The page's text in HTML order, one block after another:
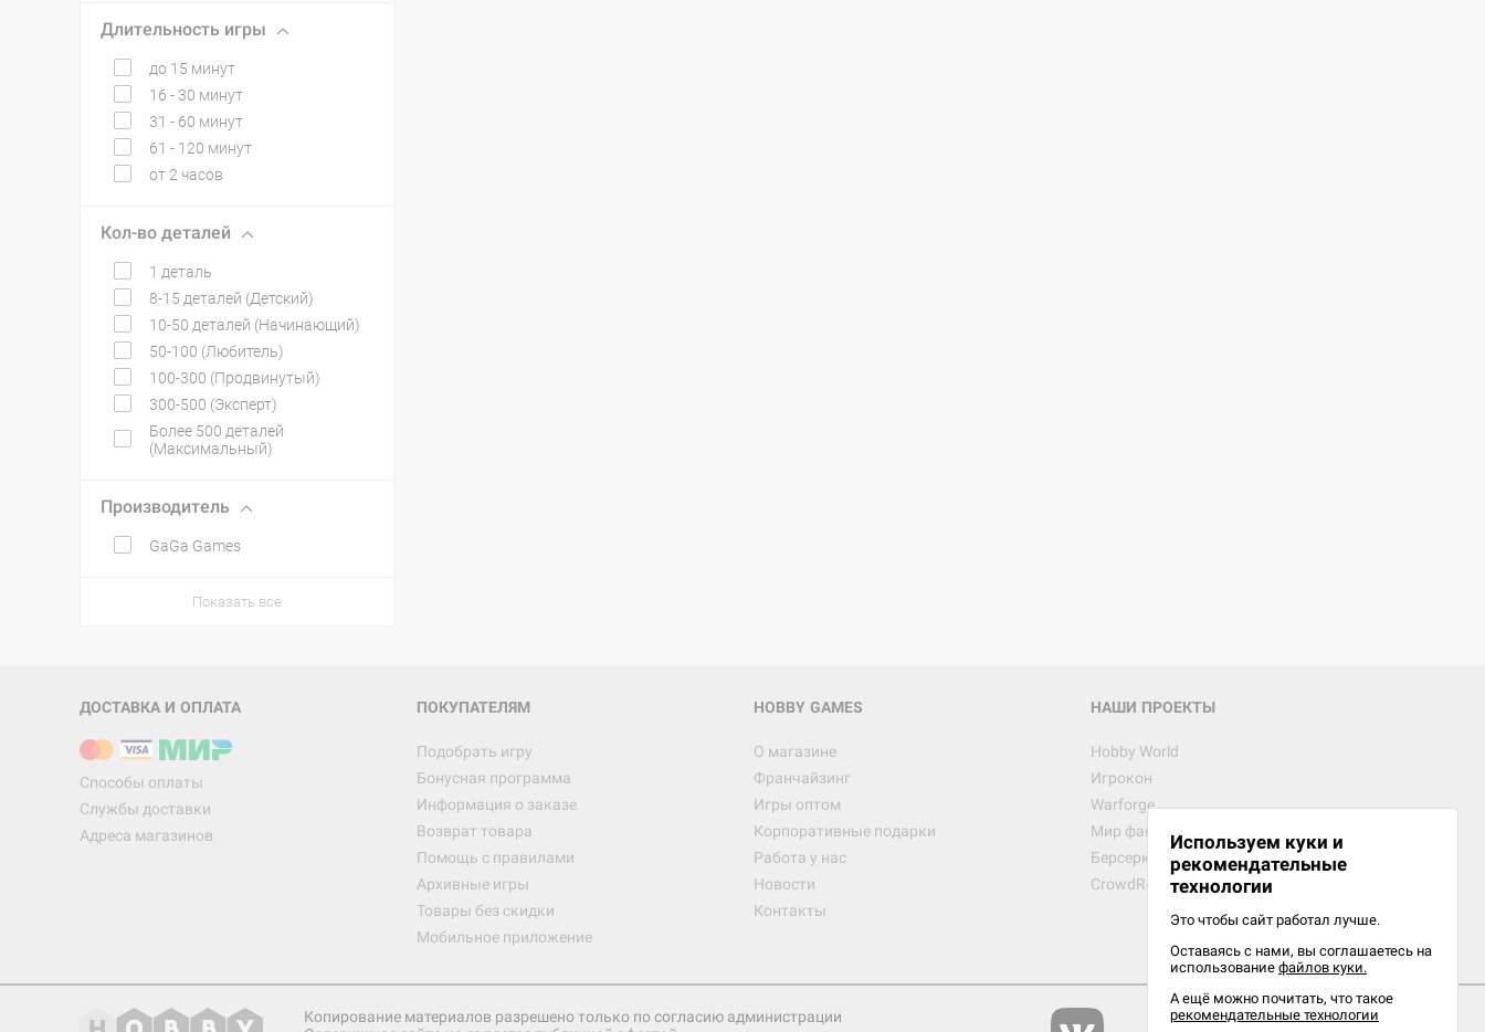
Длительность игры
до 15 минут
16 - 30 минут
31 - 60 минут
61 - 120 минут
от 2 часов
Кол-во деталей
1 деталь
8-15 деталей (Детский)
10-50 деталей (Начинающий)
50-100 (Любитель)
100-300 (Продвинутый)
300-500 (Эксперт)
Более 500 деталей
(Максимальный)
Производитель
GaGa Games
Показать все
ДОСТАВКА И ОПЛАТА
Способы оплаты
Службы доставки
Адреса магазинов
ПОКУПАТЕЛЯМ
Подобрать игру
Бонусная программа
Информация о заказе
Возврат товара
Помощь с правилами
Архивные игры
Товары без скидки
Мобильное приложение
HOBBY GAMES
О магазине
Франчайзинг
Игры оптом
Корпоративные подарки
Работа у нас
Новости
Контакты
НАШИ ПРОЕКТЫ
Hobby World
Игрокон
Warforge
Мир фантастики
Берсерк
CrowdRepublic
Копирование материалов разрешено только по согласию администрации
Используем куки и
рекомендательные
технологии
Это чтобы сайт работал лучше.
Оставаясь с нами, вы соглашаетесь на
использование файлов куки.
А ещё можно почитать, что такое
рекомендательные технологии